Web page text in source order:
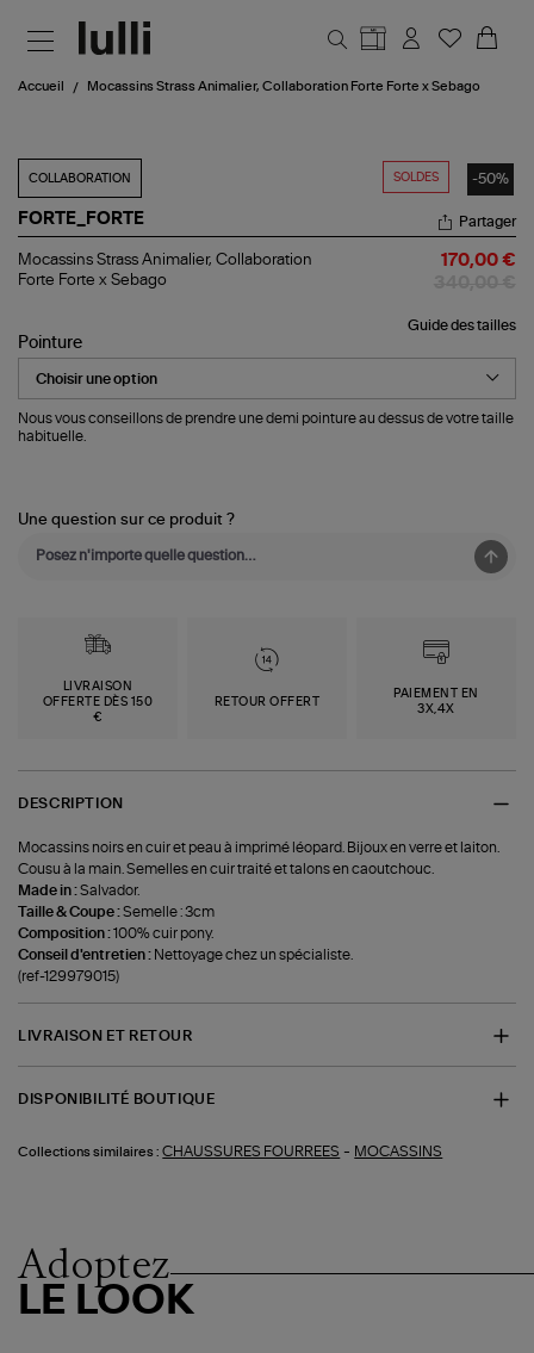
Accueil Mocassins Strass Animalier, Collaboration Forte Forte x Sebago
SOLDES -50%
COLLABORATION
FORTE_FORTE
Mocassins
Strass
Forte
Forte
Sebago
Partager
Mocassins Strass Animalier, Collaboration
Forte Forte x Sebago
170,00 €
Guide des tailles
Pointure
Nous vous conseillons de prendre une demi pointure au dessus de votre taille
habituelle.
Une question sur ce produit ?
LIVRAISON
OFFERTE DÈS 150
€
RETOUR OFFERT
PAIEMENT EN
3X,4X
DESCRIPTION
Mocassins noirs en cuir et peau à imprimé léopard. Bijoux en verre et laiton.
Cousu à la main. Semelles en cuir traité et talons en caoutchouc.
Made in :Salvador.
Taille & Coupe :Semelle : 3cm
Composition :100% cuir pony.
Conseil d'entretien : Nettoyage chez un spécialiste.
(ref-129979015)
LIVRAISON ET RETOUR
DISPONIBILITÉ BOUTIQUE
Collections similaires : CHAUSSURES FOURREES - MOCASSINS
Adoptez
LE LOOK